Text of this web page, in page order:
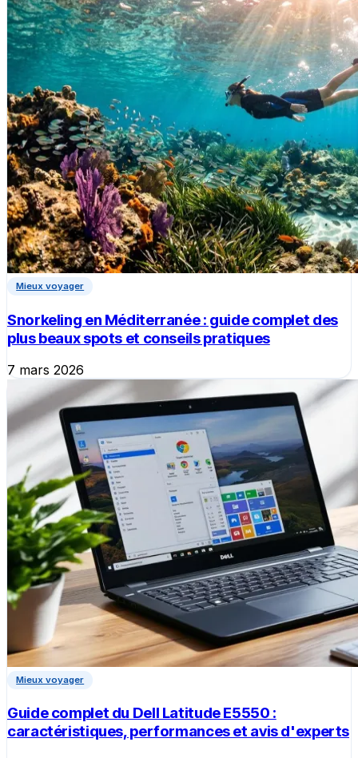
Mieux voyager
Snorkeling en Méditerranée : guide complet des
plus beaux spots et conseils pratiques
7 mars 2026
Mieux voyager
Guide complet du Dell Latitude E5550 :
caractéristiques, performances et avis d'experts